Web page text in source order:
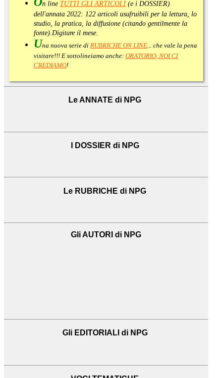
n line TUTTI GLI ARTICOLI (e i DOSSIER)
dell'annata 2022: 122 articoli usufruibili per la lettura, lo
studio, la pratica, la diffusione (citando gentilmente la
fonte). Digitare il mese.
Una nuova serie di RUBRICHE ON LINE ... che vale la pena
visitare!!! E sottolineiamo anche: ORATORIO, NOI CI
CREDIAMO!
Le ANNATE di NPG
I DOSSIER di NPG
Le RUBRICHE di NPG
Gli AUTORI di NPG
Gli EDITORIALI di NPG